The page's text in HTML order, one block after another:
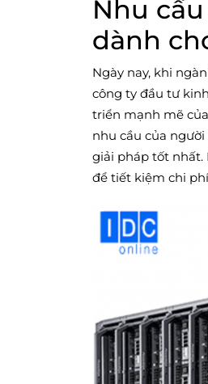
Nhu
dành
Ngày nay, khi
công ty đầu tư
triển mạnh mẽ
nhu cầu của
giải pháp tốt nhất.
để tiết kiệm chi